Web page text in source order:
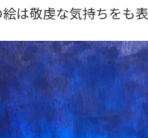
は敬虔な気持ちをも